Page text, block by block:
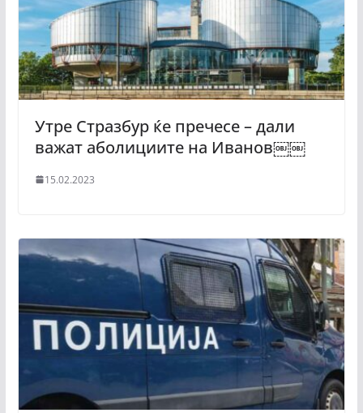
Утре Стразбур ќе пречесе – дали
важат аболициите на Иванов￼￼
15.02.2023